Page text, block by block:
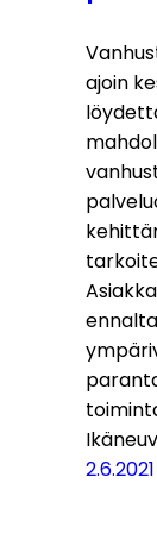
ajoin
2.6.2021